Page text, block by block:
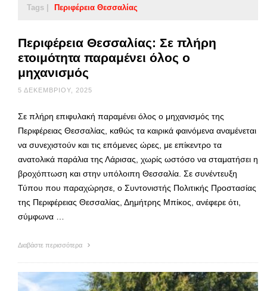
Tags | Περιφέρεια Θεσσαλίας
Περιφέρεια Θεσσαλίας: Σε πλήρη
ετοιμότητα παραμένει όλος ο
μηχανισμός
5 ΔΕΚΕΜΒΡΊΟΥ, 2025
Σε πλήρη επιφυλακή παραμένει όλος ο μηχανισμός της
Περιφέρειας Θεσσαλίας, καθώς τα καιρικά φαινόμενα αναμένεται
να συνεχιστούν και τις επόμενες ώρες, με επίκεντρο τα
ανατολικά παράλια της Λάρισας, χωρίς ωστόσο να σταματήσει η
βροχόπτωση και στην υπόλοιπη Θεσσαλία. Σε συνέντευξη
Τύπου που παραχώρησε, ο Συντονιστής Πολιτικής Προστασίας
της Περιφέρειας Θεσσαλίας, Δημήτρης Μπίκος, ανέφερε ότι,
σύμφωνα …
Διαβάστε περισσότερα